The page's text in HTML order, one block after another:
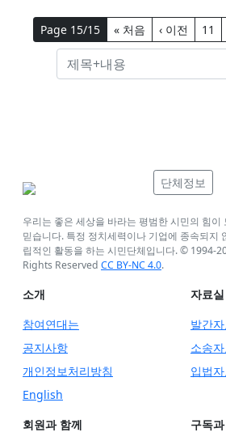
Page 15/15 « 처음 ‹ 이전 11
단체정보
우리는 좋은 세상을 바라는 평범한 시민의 힘이
믿습니다. 특정 정치세력이나 기업에 종속되지
립적인 활동을 하는 시민단체입니다. © 1994-
Rights Reserved CC BY-NC 4.0.
소개
참여연대는
공지사항
개인정보처리방침
English
자료실
발간자
소송자
입법자
회원과 함께 구독